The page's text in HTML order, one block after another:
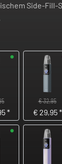
Side-Fill-
*
€ 32,95
€ 29,95*